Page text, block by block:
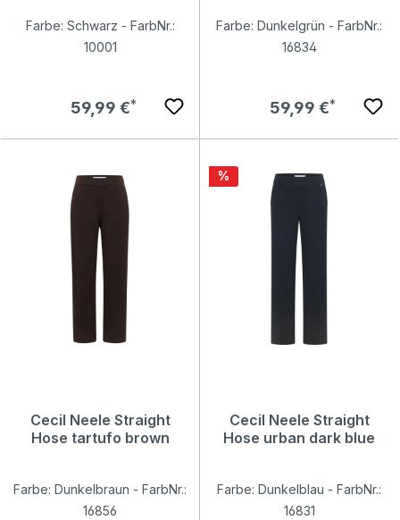
Farbe: Schwarz - FarbNr.:
10001
Regulärer Preis:
59,99 €
Farbe: Dunkelgrün - FarbNr.:
16834
Regulärer Preis:
59,99 €
Cecil Neele Straight
Hose tartufo brown
Farbe: Dunkelbraun - FarbNr.:
16856
Rabatt
%
Cecil Neele Straight
Hose urban dark blue
Farbe: Dunkelblau - FarbNr.:
16831